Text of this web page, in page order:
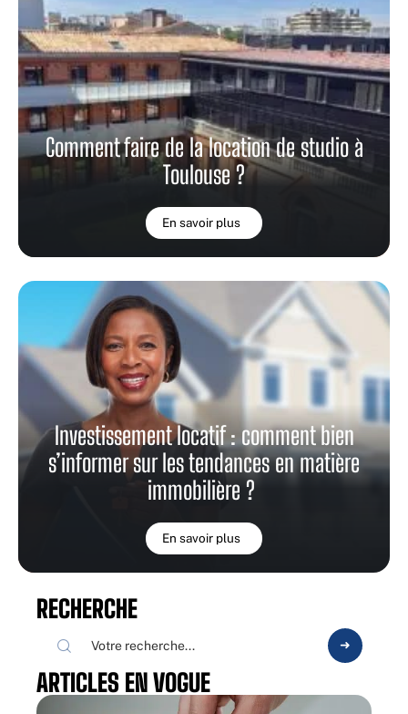
Comment faire de la location de studio à
Toulouse ?
En savoir plus
Investissement locatif : comment bien
s’informer sur les tendances en matière
immobilière ?
En savoir plus
RECHERCHE
ARTICLES EN VOGUE